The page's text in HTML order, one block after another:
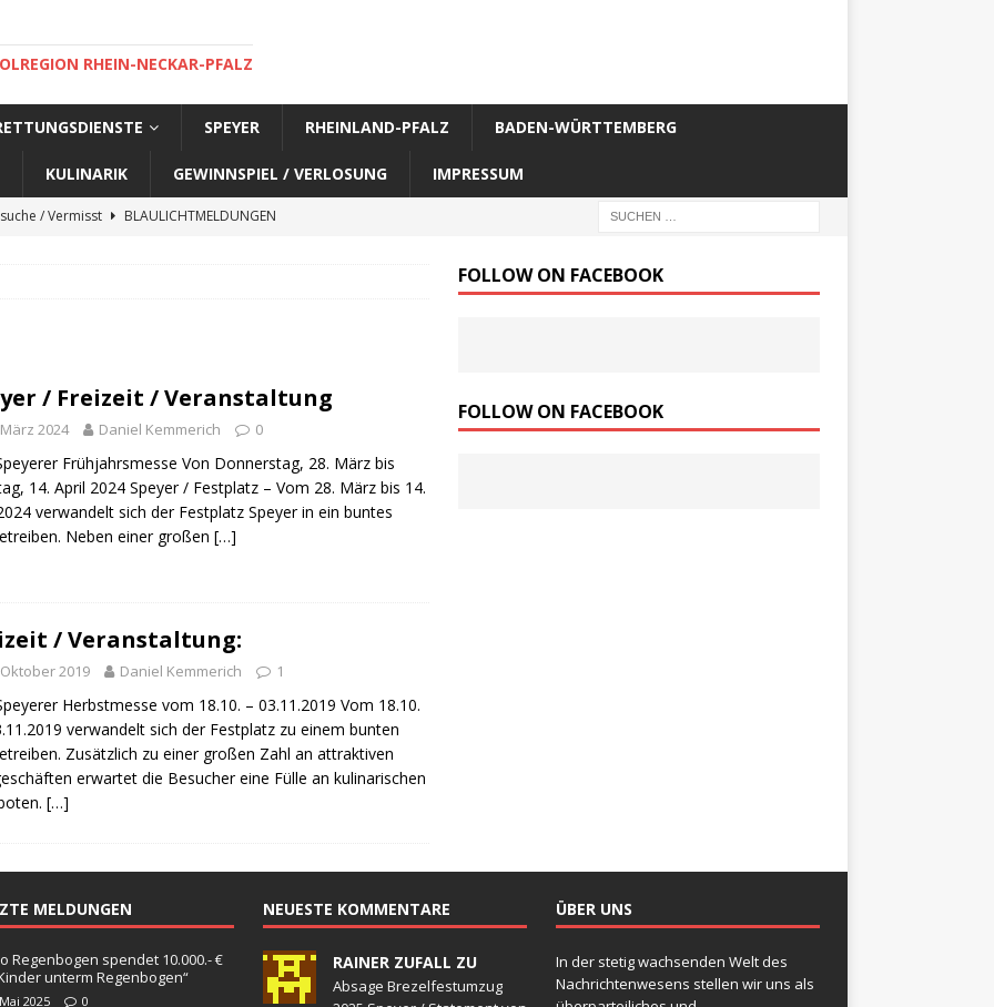
RHEIN-NECKAR-PFALZ
SPEYER RHEINLAND-PFALZ BADEN-WÜRTTEMBERG
KULINARIK GEWINNSPIEL / VERLOSUNG IMPRESSUM
/ Vermisst
BLAULICHTMELDUNGEN
/ Vermisst
BLAULICHTMELDUNGEN
/ Vermisst
BLAULICHTMELDUNGEN
Warnmeldung der Polizei
BLAULICHTMELDUNGEN
/ Öffentlichkeitsfahndung
BLAULICHTMELDUNGEN
BLAULICHTMELDUNGEN
– Militärischer Übungsplatz Dudenhofen / Speyer
spendet 10.000.- € an „Kinder unterm Regenbogen“
/ Geschwindigkeitsmessung für die KW 19 (05.05. –
Speyer / Brazzeltag
SPEYER
/ Freizeit / Veranstaltung
2024 Daniel Kemmerich 0
Frühjahrsmesse Von Donnerstag, 28. März bis
14. April 2024 Speyer / Festplatz – Vom 28. März bis 14.
verwandelt sich der Festplatz Speyer in ein buntes
Neben einer großen […]
/ Veranstaltung:
Oktober 2019 Daniel Kemmerich 1
Herbstmesse vom 18.10. – 03.11.2019 Vom 18.10.
verwandelt sich der Festplatz zu einem bunten
Zusätzlich zu einer großen Zahl an attraktiven
erwartet die Besucher eine Fülle an kulinarischen
[…]
FOLLOW ON FACEBOOK
FOLLOW ON FACEBOOK
MELDUNGEN
Regenbogen spendet 10.000.- €
unterm Regenbogen“
2025 0
NEUESTE KOMMENTARE
RAINER ZUFALL ZU
Absage Brezelfestumzug
ÜBER UNS
In der stetig wachsenden Welt des
Nachrichtenwesens stellen wir uns als